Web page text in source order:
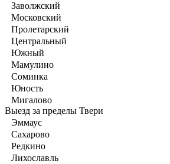
Заволжский
Московский
Пролетарский
Центральный
Южный
Мамулино
Соминка
Юность
Мигалово
Выезд за пределы Твери
Эммаус
Сахарово
Редкино
Лихославль